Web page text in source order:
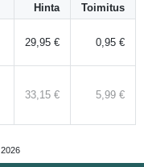
Hinta Toimitus
29,95 € 0,95 €
33,15 € 5,99 €
2026